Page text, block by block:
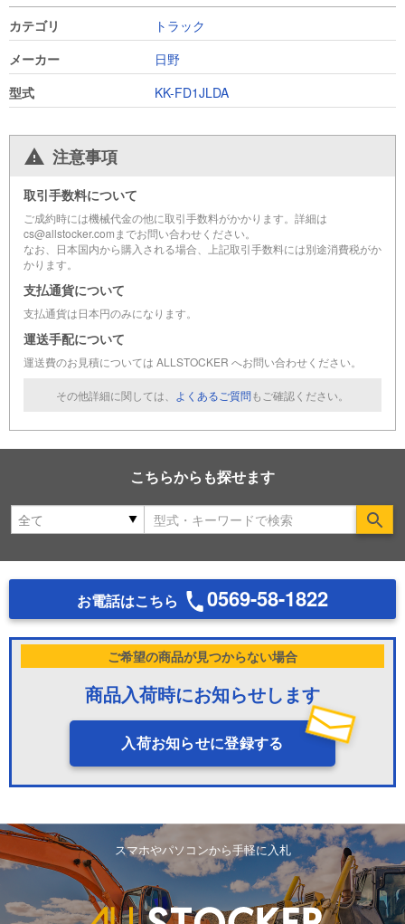
カテゴリ
トラック
メーカー
日野
型式
KK-FD1JLDA
注意事項
取引手数料について
ご成約時には機械代金の他に取引手数料がかかります。詳細は
cs@allstocker.comまでお問い合わせください。
なお、日本国内から購入される場合、上記取引手数料には別途消費税がか
かります。
支払通貨について
支払通貨は日本円のみになります。
運送手配について
運送費のお見積については ALLSTOCKER へお問い合わせください。
その他詳細に関しては、 よくあるご質問もご確認ください。
こちらからも探せます
お電話はこちら 0569-58-1822
ご希望の商品が見つからない場合
商品入荷時にお知らせします
入荷お知らせに登録する
スマホやパソコンから手軽に入札